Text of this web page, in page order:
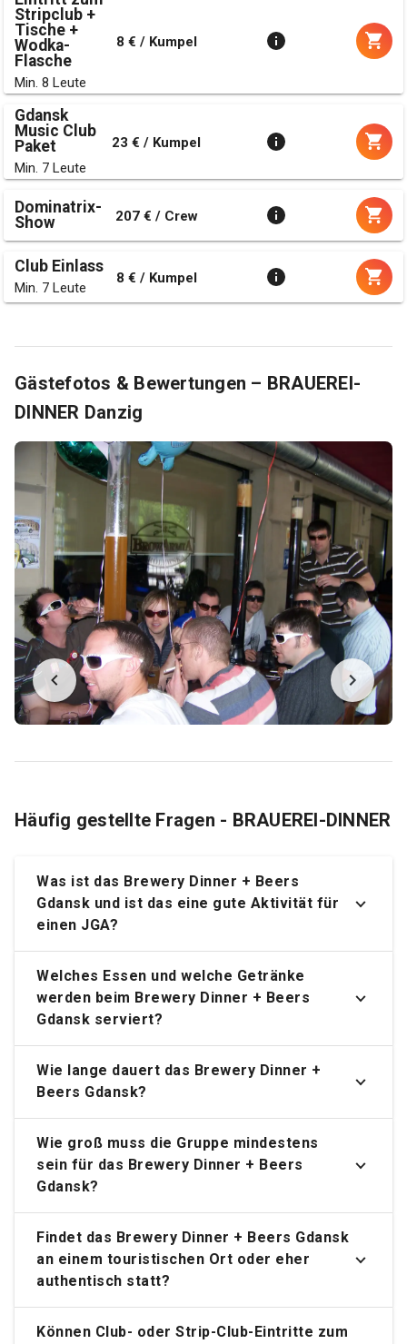
Stripclub +
Tische +
Wodka-
Flasche
Min. 8 Leute
8 € / Kumpel
Gdansk
Music Club
Paket
Min. 7 Leute
23 € / Kumpel
Dominatrix-
Show
207 € / Crew
Club Einlass
Min. 7 Leute
8 € / Kumpel
Gästefotos & Bewertungen – BRAUEREI-
DINNER Danzig
Häufig gestellte Fragen - BRAUEREI-DINNER
Was ist das Brewery Dinner + Beers
Gdansk und ist das eine gute Aktivität für
einen JGA?
Welches Essen und welche Getränke
werden beim Brewery Dinner + Beers
Gdansk serviert?
Wie lange dauert das Brewery Dinner +
Beers Gdansk?
Wie groß muss die Gruppe mindestens
sein für das Brewery Dinner + Beers
Gdansk?
Findet das Brewery Dinner + Beers Gdansk
an einem touristischen Ort oder eher
authentisch statt?
Können Club- oder Strip-Club-Eintritte zum